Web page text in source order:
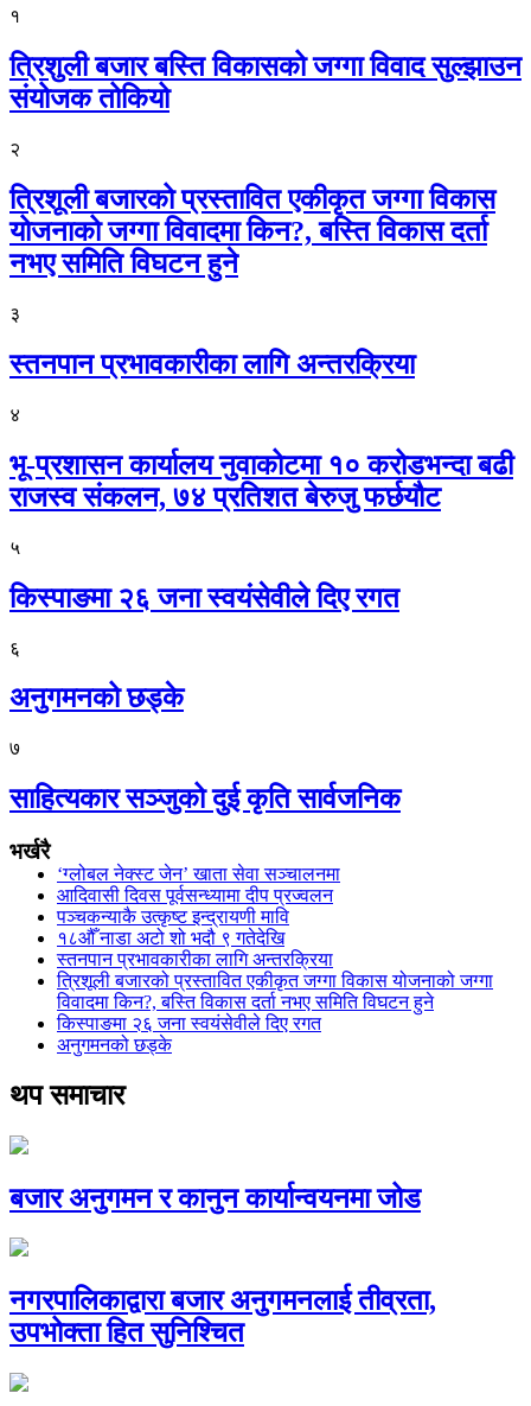
१
त्रिशुली बजार बस्ति विकासको जग्गा विवाद सुल्झाउन
संयोजक तोकियो
२
त्रिशूली बजारको प्रस्तावित एकीकृत जग्गा विकास
योजनाको जग्गा विवादमा किन?, बस्ति विकास दर्ता
नभए समिति विघटन हुने
३
स्तनपान प्रभावकारीका लागि अन्तरक्रिया
४
भू-प्रशासन कार्यालय नुवाकोटमा १० करोडभन्दा बढी
राजस्व संकलन, ७४ प्रतिशत बेरुजु फर्छयौट
५
किस्पाङमा २६ जना स्वयंसेवीले दिए रगत
६
अनुगमनको छड्के
७
साहित्यकार सञ्जुको दुई कृति सार्वजनिक
भर्खरै
‘ग्लोबल नेक्स्ट जेन’ खाता सेवा सञ्चालनमा
आदिवासी दिवस पूर्वसन्ध्यामा दीप प्रज्वलन
पञ्चकन्याकै उत्कृष्ट इन्द्रायणी मावि
१८औँ नाडा अटो शो भदौ ९ गतेदेखि
स्तनपान प्रभावकारीका लागि अन्तरक्रिया
त्रिशूली बजारको प्रस्तावित एकीकृत जग्गा विकास योजनाको जग्गा
विवादमा किन?, बस्ति विकास दर्ता नभए समिति विघटन हुने
किस्पाङमा २६ जना स्वयंसेवीले दिए रगत
अनुगमनको छड्के
थप समाचार
बजार अनुगमन र कानुन कार्यान्वयनमा जोड
नगरपालिकाद्वारा बजार अनुगमनलाई तीव्रता,
उपभोक्ता हित सुनिश्चित